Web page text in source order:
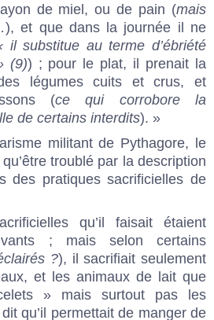
de miel, ou de pain (mais
), et que dans la journée il ne
il substitue au terme d’ébriété
(9)) ; pour le plat, il prenait la
légumes cuits et crus, et
(ce qui corrobore la
de certains interdits). »
militant de Pythagore, le
troublé par la description
des pratiques sacrificielles de
qu’il faisait étaient
; mais selon certains
?), il sacrifiait seulement
et les animaux de lait que
» mais surtout pas les
qu’il permettait de manger de